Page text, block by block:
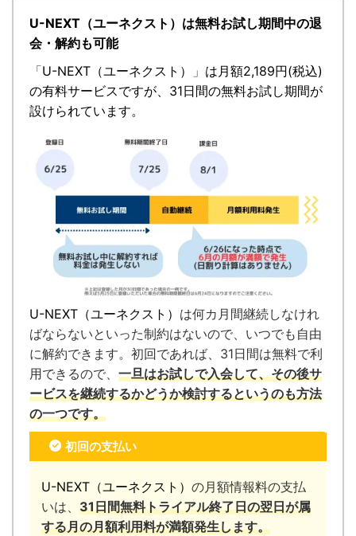
U-NEXT（ユーネクスト）は無料お試し期間中の退
会・解約も可能
「U-NEXT（ユーネクスト） 」 は月額2,189円(税込)
の有料サービスですが、 31日間の無料お試し期間が
設けられています。
U-NEXT（ユーネクスト） は何カ月間継続しなけれ
ばならないといった制約はないので、いつでも自由
に解約できます。 初回であれば、31日間は無料で利
用できるので、 一旦はお試しで入会して、その後サ
ービスを継続するかどうか検討するというのも方法
の一つです。
初回の支払い
U-NEXT（ユーネクスト） の月額情報料の支払
いは、 31日間無料トライアル終了日の翌日が属
する月の月額利用料が満額発生します。